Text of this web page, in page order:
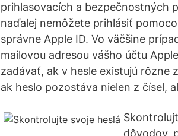
prihlasovacích a bezpečnostných
naďalej nemôžete prihlásiť
správne Apple ID. Vo väčšine
mailovou adresou vášho účtu
zadávať, ak v hesle existujú rôzne
ak heslo pozostáva nielen z čísel,
dôvodov.